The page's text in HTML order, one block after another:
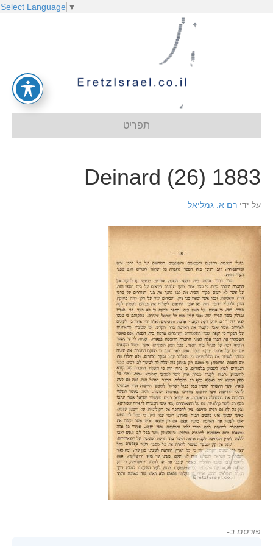
Select Language ▼
תפריט
1883 Deinard (26)
על ידי רם א. גמליאל
פורסם ב-